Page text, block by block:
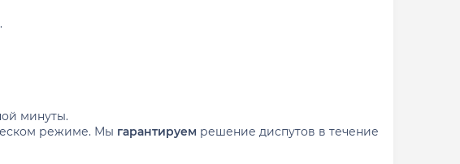
минуты.
режиме. Мы гарантируем решение диспутов в течение